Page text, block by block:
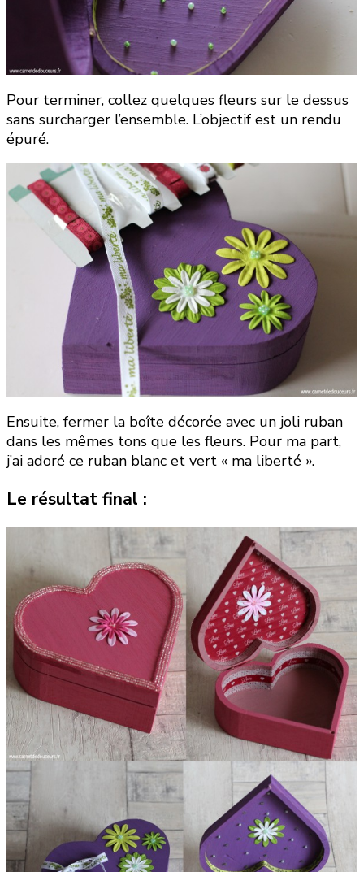
Pour terminer, collez quelques fleurs sur le dessus
sans surcharger l’ensemble. L’objectif est un rendu
épuré.
Ensuite, fermer la boîte décorée avec un joli ruban
dans les mêmes tons que les fleurs. Pour ma part,
j’ai adoré ce ruban blanc et vert « ma liberté ».
Le résultat final :